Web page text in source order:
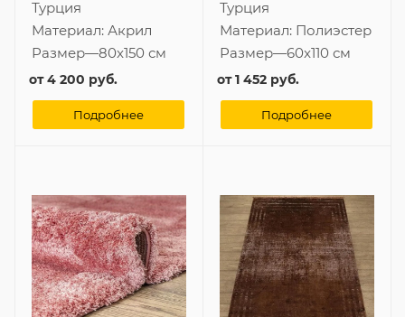
Турция
Материал: Акрил
Размер—80x150 см
от4 200 руб.
Подробнее
Турция
Материал: Полиэстер
Размер—60x110 см
от1 452 руб.
Подробнее